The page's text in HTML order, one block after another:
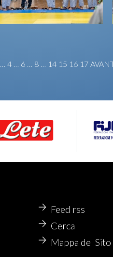
… 4 … 6 … 8 … 14 15 16 17
Feed rss
Cerca
Mappa del Sito